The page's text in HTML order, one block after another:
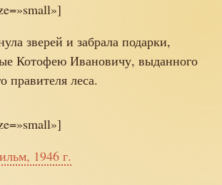
зверей и забрала подарки,
Котофею Ивановичу, выданного
правителя леса.
1946 г.